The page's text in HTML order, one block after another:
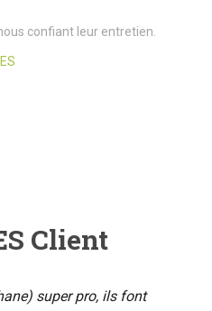
confiant leur entretien.
Client
super pro, ils font